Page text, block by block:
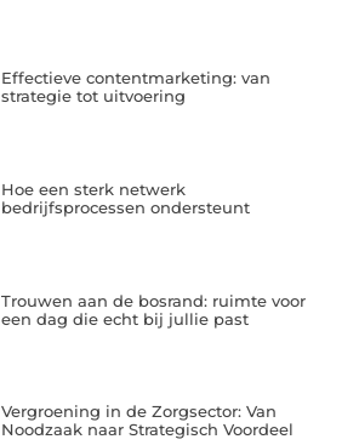
Effectieve contentmarketing: van
strategie tot uitvoering
Hoe een sterk netwerk
bedrijfsprocessen ondersteunt
Trouwen aan de bosrand: ruimte voor
een dag die echt bij jullie past
Vergroening in de Zorgsector: Van
Noodzaak naar Strategisch Voordeel